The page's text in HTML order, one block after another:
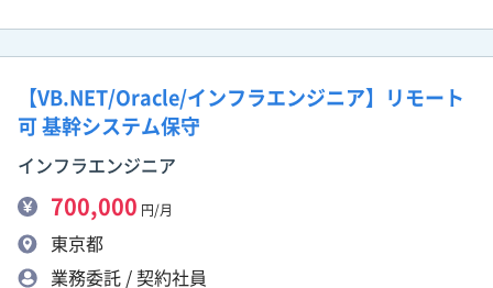
【VB.NET/Oracle/インフラエンジニア】リモート
可 基幹システム保守
インフラエンジニア
700,000 円/月
東京都
業務委託 / 契約社員